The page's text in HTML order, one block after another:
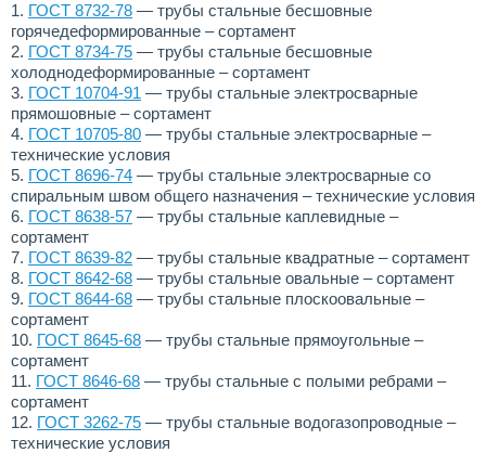
1. ГОСТ 8732-78 — трубы стальные бесшовные
горячедеформированные – сортамент
2. ГОСТ 8734-75 — трубы стальные бесшовные
холоднодеформированные – сортамент
3. ГОСТ 10704-91 — трубы стальные электросварные
прямошовные – cортамент
4. ГОСТ 10705-80 — трубы стальные электросварные –
технические условия
5. ГОСТ 8696-74 — трубы стальные электросварные со
спиральным швом общего назначения – технические условия
6. ГОСТ 8638-57 — трубы стальные каплевидные –
сортамент
7. ГОСТ 8639-82 — трубы стальные квадратные – сортамент
8. ГОСТ 8642-68 — трубы стальные овальные – сортамент
9. ГОСТ 8644-68 — трубы стальные плоскоовальные –
сортамент
10. ГОСТ 8645-68 — трубы стальные прямоугольные –
сортамент
11. ГОСТ 8646-68 — трубы стальные с полыми ребрами –
сортамент
12. ГОСТ 3262-75 — трубы стальные водогазопроводные –
технические условия